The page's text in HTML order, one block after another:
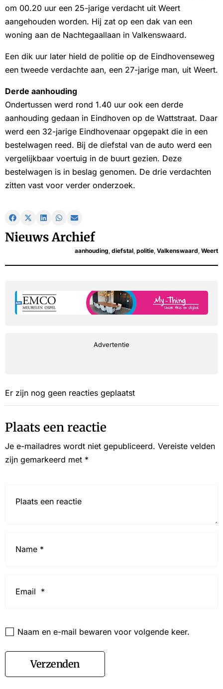
om 00.20 uur een 25-jarige verdacht uit Weert
aangehouden worden. Hij zat op een dak van een
woning aan de Nachtegaallaan in Valkenswaard.
Een dik uur later hield de politie op de Eindhovenseweg
een tweede verdachte aan, een 27-jarige man, uit Weert.
Derde aanhouding
Ondertussen werd rond 1.40 uur ook een derde
aanhouding gedaan in Eindhoven op de Wattstraat. Daar
werd een 32-jarige Eindhovenaar opgepakt die in een
bestelwagen reed. Bij de diefstal van de auto werd een
vergelijkbaar voertuig in de buurt gezien. Deze
bestelwagen is in beslag genomen. De drie verdachten
zitten vast voor verder onderzoek.
Nieuws Archief
aanhouding diefstal politie Valkenswaard Weert
Advertentie
Er zijn nog geen reacties geplaatst
Plaats een reactie
Je e-mailadres wordt niet gepubliceerd. Vereiste velden
zijn gemarkeerd met *
Naam en e-mail bewaren voor volgende keer.
Verzenden